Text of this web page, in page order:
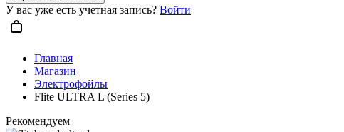
У вас уже есть учетная запись? Войти
Главная
Магазин
Электрофойлы
Flite ULTRA L (Series 5)
Рекомендуем